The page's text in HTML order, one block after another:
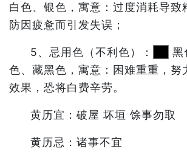
白色、银色，寓意：过度消耗导致
防因疲惫而引发失误；
5、忌用色（不利色）：
黑
色、藏黑色，寓意：困难重重，努
效果，恐将白费辛劳。
黄历宜：破屋 坏垣 馀事勿取
黄历忌：诸事不宜